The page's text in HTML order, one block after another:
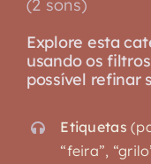
(2 sons)
Explore esta
usando os
possível refinar
Etiquetas
“feira”,